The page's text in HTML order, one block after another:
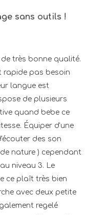
sans outils !
très bonne qualité.
rapide pas besoin
langue est
de plusieurs
quand bebe ce
Équiper d'une
des son
nature ) cependant
niveau 3. Le
ce plaît très bien
avec deux petite
regelé